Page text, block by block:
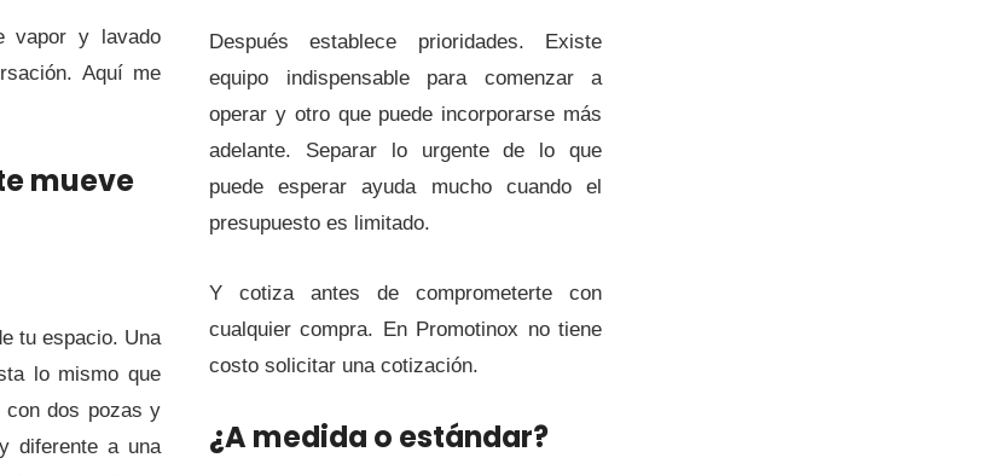
vapor y lavado
Aquí me
mueve
tu espacio. Una
lo mismo que
con dos pozas y
diferente a una
Después establece prioridades. Existe
equipo indispensable para comenzar a
operar y otro que puede incorporarse más
adelante. Separar lo urgente de lo que
puede esperar ayuda mucho cuando el
presupuesto es limitado.
Y cotiza antes de comprometerte con
cualquier compra. En Promotinox no tiene
costo solicitar una cotización.
¿A medida o estándar?